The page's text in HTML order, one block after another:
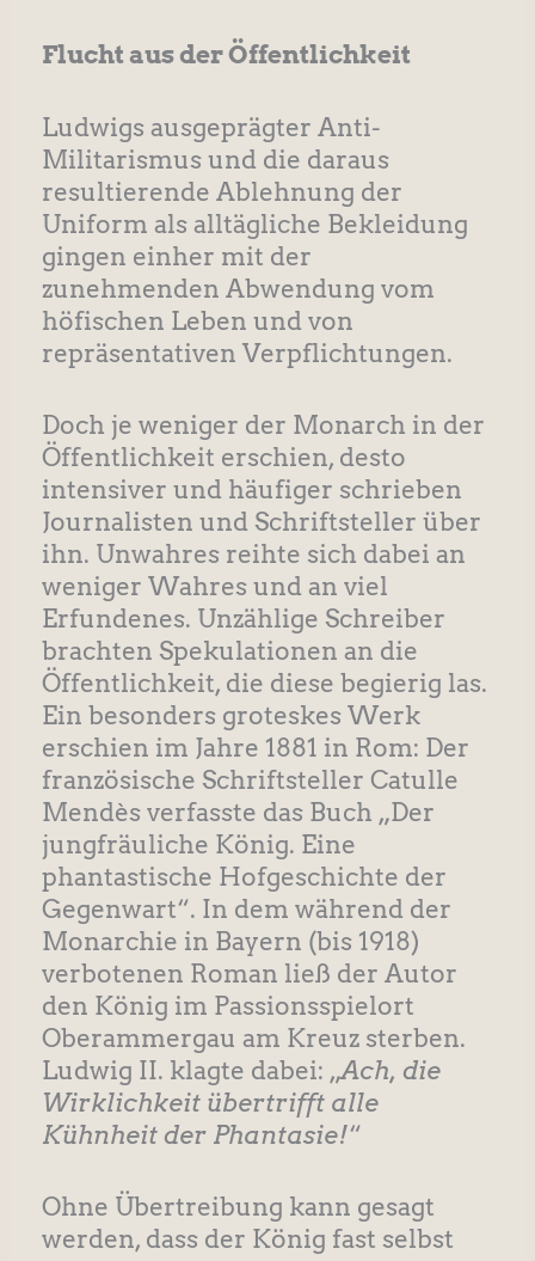
Flucht aus der Öffentlichkeit
Ludwigs ausgeprägter Anti-
Militarismus und die daraus
resultierende Ablehnung der
Uniform als alltägliche Bekleidung
gingen einher mit der
zunehmenden Abwendung vom
höfischen Leben und von
repräsentativen Verpflichtungen.
Doch je weniger der Monarch in der
Öffentlichkeit erschien, desto
intensiver und häufiger schrieben
Journalisten und Schriftsteller über
ihn. Unwahres reihte sich dabei an
weniger Wahres und an viel
Erfundenes. Unzählige Schreiber
brachten Spekulationen an die
Öffentlichkeit, die diese begierig las.
Ein besonders groteskes Werk
erschien im Jahre 1881 in Rom: Der
französische Schriftsteller Catulle
Mendès verfasste das Buch „Der
jungfräuliche König. Eine
phantastische Hofgeschichte der
Gegenwart“. In dem während der
Monarchie in Bayern (bis 1918)
verbotenen Roman ließ der Autor
den König im Passionsspielort
Oberammergau am Kreuz sterben.
Ludwig II. klagte dabei: „Ach, die
Wirklichkeit übertrifft alle
Kühnheit der Phantasie!“
Ohne Übertreibung kann gesagt
werden, dass der König fast selbst